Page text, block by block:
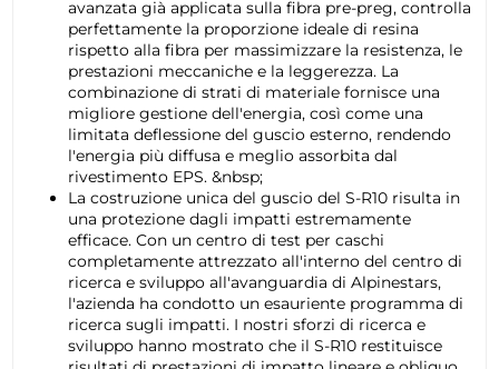
avanzata già applicata sulla fibra pre-preg, controlla
perfettamente la proporzione ideale di resina
rispetto alla fibra per massimizzare la resistenza, le
prestazioni meccaniche e la leggerezza. La
combinazione di strati di materiale fornisce una
migliore gestione dell'energia, così come una
limitata deflessione del guscio esterno, rendendo
l'energia più diffusa e meglio assorbita dal
rivestimento EPS. &nbsp;
La costruzione unica del guscio del S-R10 risulta in
una protezione dagli impatti estremamente
efficace. Con un centro di test per caschi
completamente attrezzato all'interno del centro di
ricerca e sviluppo all'avanguardia di Alpinestars,
l'azienda ha condotto un esauriente programma di
ricerca sugli impatti. I nostri sforzi di ricerca e
sviluppo hanno mostrato che il S-R10 restituisce